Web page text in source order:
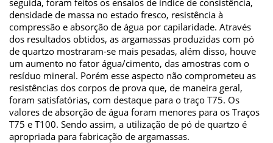
densidade de massa no estado fresco, resistência à
compressão e absorção de água por capilaridade. Através
dos resultados obtidos, as argamassas produzidas com pó
de quartzo mostraram-se mais pesadas, além disso, houve
um aumento no fator água/cimento, das amostras com o
resíduo mineral. Porém esse aspecto não comprometeu as
resistências dos corpos de prova que, de maneira geral,
foram satisfatórias, com destaque para o traço T75. Os
valores de absorção de água foram menores para os Traços
T75 e T100. Sendo assim, a utilização de pó de quartzo é
apropriada para fabricação de argamassas.